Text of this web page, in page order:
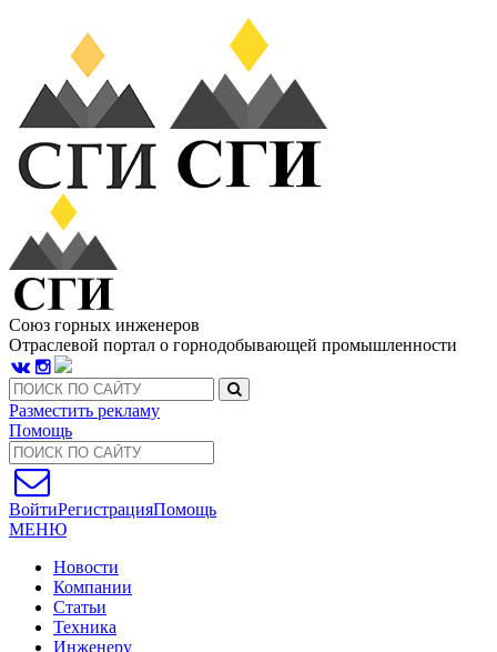
Союз горных инженеров
Отраслевой портал о горнодобывающей промышленности
Разместить рекламу
Помощь
ВойтиРегистрацияПомощь
МЕНЮ
Новости
Компании
Статьи
Техника
Инженеру